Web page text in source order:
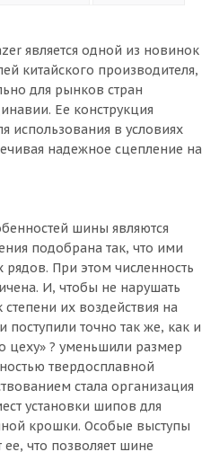
является одной из новинок
китайского производителя,
для рынков стран
Ее конструкция
использования в условиях
надежное сцепление на
шины являются
подобрана так, что ими
При этом численность
И, чтобы не нарушать
их воздействия на
поступили точно так же, как и
цеху» ? уменьшили размер
твердосплавной
стала организация
установки шипов для
крошки. Особые выступы
что позволяет шине